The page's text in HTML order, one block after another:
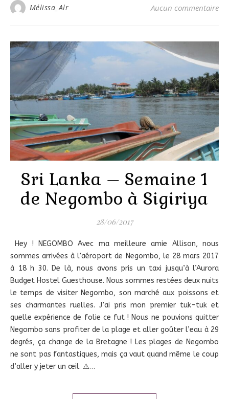
Mélissa_Alr Aucun commentaire
Sri Lanka – Semaine 1
de Negombo à Sigiriya
28/06/2017
Hey ! NEGOMBO Avec ma meilleure amie Allison, nous
sommes arrivées à l’aéroport de Negombo, le 28 mars 2017
à 18 h 30. De là, nous avons pris un taxi jusqu’à l’Aurora
Budget Hostel Guesthouse. Nous sommes restées deux nuits
le temps de visiter Negombo, son marché aux poissons et
ses charmantes ruelles. J’ai pris mon premier tuk-tuk et
quelle expérience de folie ce fut ! Nous ne pouvions quitter
Negombo sans profiter de la plage et aller goûter l’eau à 29
degrés, ça change de la Bretagne ! Les plages de Negombo
ne sont pas fantastiques, mais ça vaut quand même le coup
d’aller y jeter un œil. ⚠️…